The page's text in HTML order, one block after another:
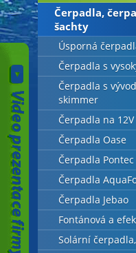
Čerpadla,
šachty
Úsporná
Čerpadla s
Čerpadla s
skimmer
Čerpadla na 12V
Čerpadla Oase
Čerpadla Pontec
Čerpadla
Čerpadla Jebao
Fontánová a
Solární